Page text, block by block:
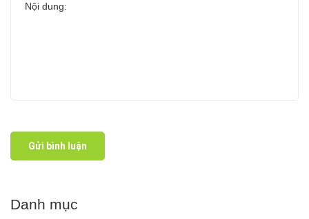
Gửi bình luận
Danh mục